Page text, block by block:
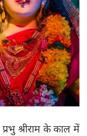
श्रीराम के काल में